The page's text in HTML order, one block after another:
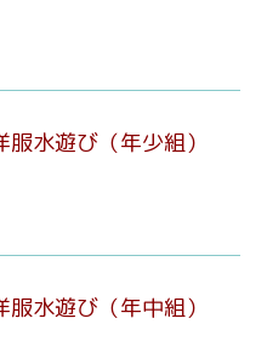
水遊び（年少組）
水遊び（年中組）